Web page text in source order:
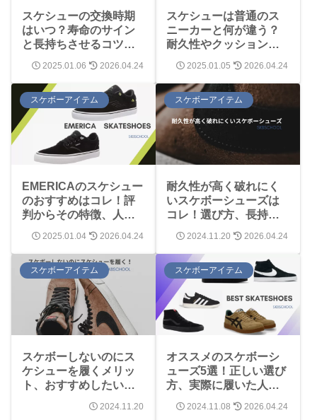
スケシューの交換時期
はいつ？寿命のサイン
と長持ちさせるコツを
2025.01.06 2026.04.24
スケシューは普通のス
ニーカーと何が違う？
耐久性やクッション性
の違いを徹底解説
2025.01.05 2026.04.24
スケボーアイテム
EMERICAのスケシュー
のおすすめはコレ！評
判からその特徴、人気
の秘密まで完全解説！
2025.01.04 2026.04.24
スケボーアイテム
耐久性が高く破れにく
いスケボーシューズは
コレ！選び方、長持ち
2024.11.20 2026.04.24
スケボーアイテム
スケボーしないのにス
ケシューを履くメリッ
ト、おすすめしたい理
2024.11.20
スケボーアイテム
オススメのスケボーシ
ューズ5選！正しい選び
方、実際に履いた人気
ブランドのオススメモ
デルはこれ！
2024.11.08 2026.04.24